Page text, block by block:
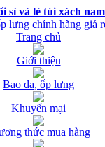
sỉ và lẻ túi xách
Trang chủ
Giới thiệu
Bao da, ốp lưng
Khuyến mại
thức mua hàng